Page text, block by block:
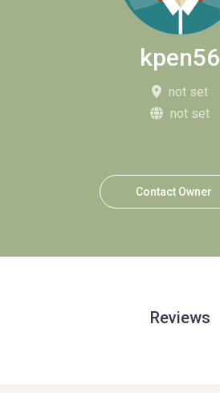
kpen56
not set
not set
Contact Owner
Reviews